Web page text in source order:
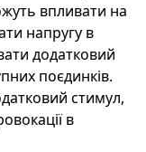
впливати на
напругу в
додатковий
поєдинків.
стимул,
в